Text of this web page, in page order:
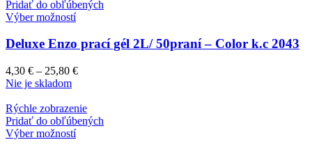
Pridať do obľúbených
Výber možností
Deluxe Enzo prací gél 2L/ 50praní – Color k.c 2043
4,30 € – 25,80 €
Nie je skladom
Rýchle zobrazenie
Pridať do obľúbených
Výber možností